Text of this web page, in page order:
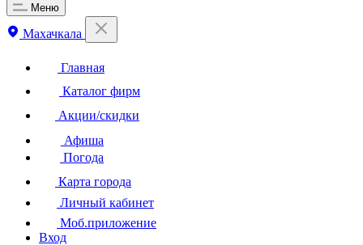
Меню
Махачкала
Главная
Каталог фирм
Акции/скидки
Афиша
Погода
Карта города
Личный кабинет
Моб.приложение
Вход